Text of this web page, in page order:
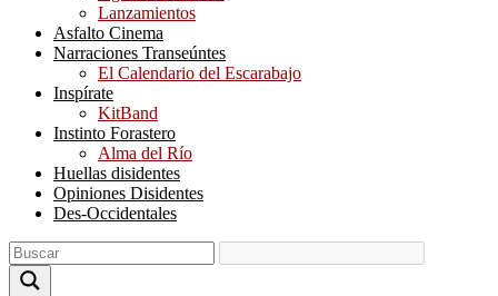
Lanzamientos
Asfalto Cinema
Narraciones Transeúntes
El Calendario del Escarabajo
Inspírate
KitBand
Instinto Forastero
Alma del Río
Huellas disidentes
Opiniones Disidentes
Des-Occidentales